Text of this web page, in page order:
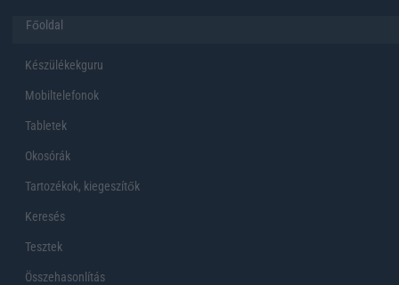
Főoldal
Készülékekguru
Mobiltelefonok
Tabletek
Okosórák
Tartozékok, kiegeszítők
Keresés
Tesztek
Összehasonlítás